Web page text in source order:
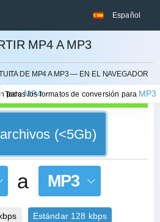
Español
MP4 A MP3
DE MP4 A MP3 — EN EL NAVEGADOR
paraMP4
Todos los formatos de conversión para MP3
CANCELAR
(<5Gb)
a MP3
Estándar 128 kbps